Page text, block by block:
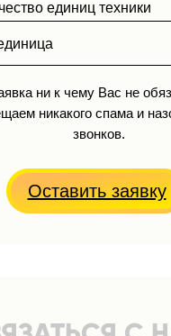
Оставить заявку
ни к чему Вас не
никакого спама и
звонков.
единиц техники